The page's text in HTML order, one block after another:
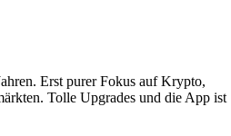
Erst purer Fokus auf Krypto,
Tolle Upgrades und die App ist